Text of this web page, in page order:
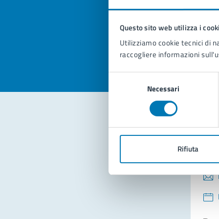
Questo sito web utilizza i
Utilizziamo cookie tecnici di
raccogliere informazioni
del
Necessari
Rifiuta
Valuta la